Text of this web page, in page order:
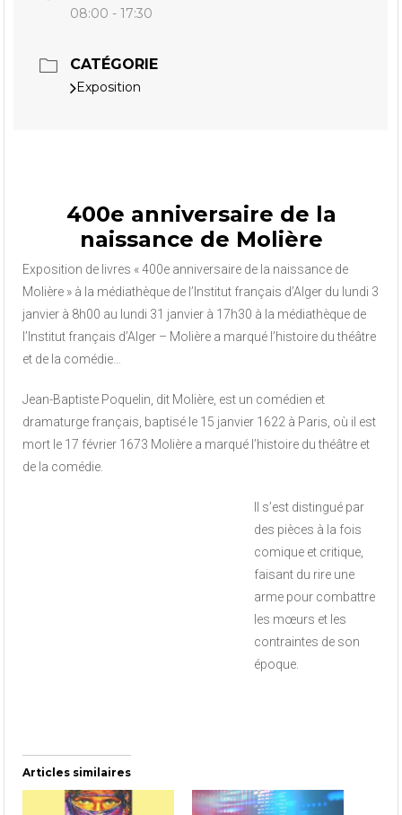
08:00 - 17:30
CATÉGORIE
Exposition
400e anniversaire de la
naissance de Molière
Exposition de livres « 400e anniversaire de la naissance de
Molière » à la médiathèque de l’Institut français d’Alger du lundi 3
janvier à 8h00 au lundi 31 janvier à 17h30 à la médiathèque de
l’Institut français d’Alger – Molière a marqué l’histoire du théâtre
et de la comédie…
Jean-Baptiste Poquelin, dit Molière, est un comédien et
dramaturge français, baptisé le 15 janvier 1622 à Paris, où il est
mort le 17 février 1673 Molière a marqué l’histoire du théâtre et
de la comédie.
Il s’est distingué par
des pièces à la fois
comique et critique,
faisant du rire une
arme pour combattre
les mœurs et les
contraintes de son
époque.
Articles similaires